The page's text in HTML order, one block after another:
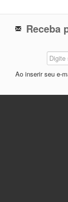
Receba
Ao inserir seu e-